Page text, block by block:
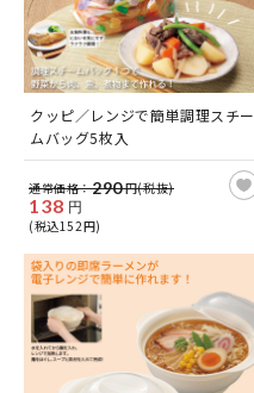
クッピ／レンジで簡単調理スチー
ムバッグ5枚入
通常価格：290円(税抜)
138 円
(税込152円)